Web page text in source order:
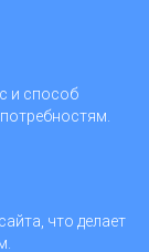
и способ
что делает